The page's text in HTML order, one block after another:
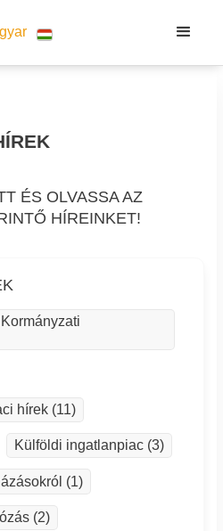
ÉS OLVASSA AZ
HÍREINKET!
hírek (11)
Külföldi ingatlanpiac (3)
(1)
(2)